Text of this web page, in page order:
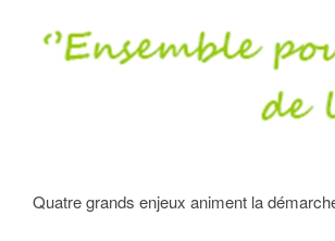
Quatre grands enjeux animent la